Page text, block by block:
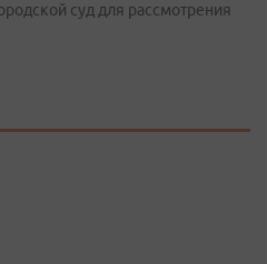
суд для рассмотрения